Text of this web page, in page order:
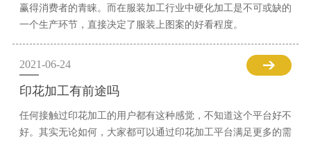
赢得消费者的青睐。而在服装加工行业中硬化加工是不可或缺的
一个生产环节，直接决定了服装上图案的好看程度。
2021-06-24
印花加工有前途吗
任何接触过印花加工的用户都有这种感觉，不知道这个平台好不
好。其实无论如何，大家都可以通过印花加工平台满足更多的需